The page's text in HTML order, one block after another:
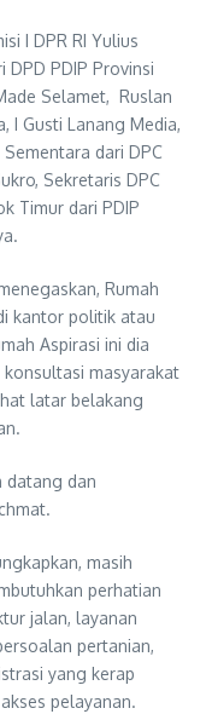
I DPR RI Yulius
DPD PDIP Provinsi
Selamet, Ruslan
I Gusti Lanang Media,
dari DPC
Sekretaris DPC
Timur dari PDIP
Rumah
kantor politik atau
Aspirasi ini dia
masyarakat
latar belakang
datang dan
masih
perhatian
jalan, layanan
pertanian,
yang kerap
pelayanan.